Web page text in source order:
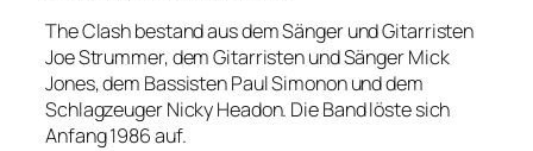
The Clash bestand aus dem Sänger und Gitarristen
Joe Strummer, dem Gitarristen und Sänger Mick
Jones, dem Bassisten Paul Simonon und dem
Schlagzeuger Nicky Headon. Die Band löste sich
Anfang 1986 auf.